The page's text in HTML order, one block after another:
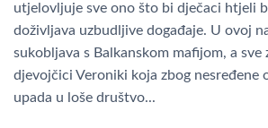
utjelovljuje sve ono što bi dječaci htjeli
doživljava uzbudljive događaje. U ovoj
sukobljava s Balkanskom mafijom, a sve
djevojčici Veroniki koja zbog nesređene
upada u loše društvo...